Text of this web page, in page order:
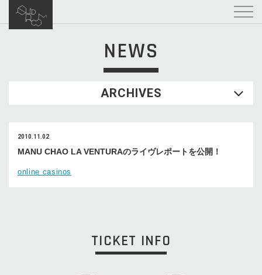
NEWS
ARCHIVES
2010.11.02
MANU CHAO LA VENTURAのライヴレポートを公開！
online casinos
TICKET INFO